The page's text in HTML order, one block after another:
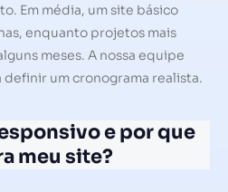
Em média, um site básico
enquanto projetos mais
meses. A nossa equipe
um cronograma realista.
e por que
meu site?